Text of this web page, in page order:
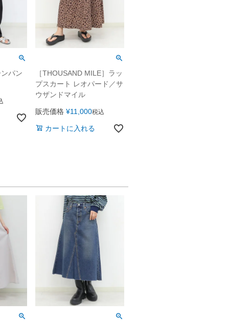
パン
［THOUSAND MILE］ラッ
プスカート レオパード／サ
ウザンドマイル
販売価格 ¥11,000税込
カートに入れる